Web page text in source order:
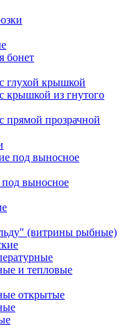
бонет
глухой крышкой
крышкой из гнутого
прямой прозрачной
под выносное
выносное
(витрины рыбные)
и тепловые
открытые